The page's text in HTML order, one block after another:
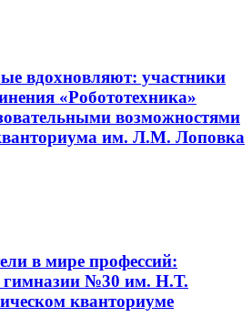
вдохновляют: участники
«Робототехника»
возможностями
им. Л.М. Лоповка
в мире профессий:
гимназии №30 им. Н.Т.
кванториуме